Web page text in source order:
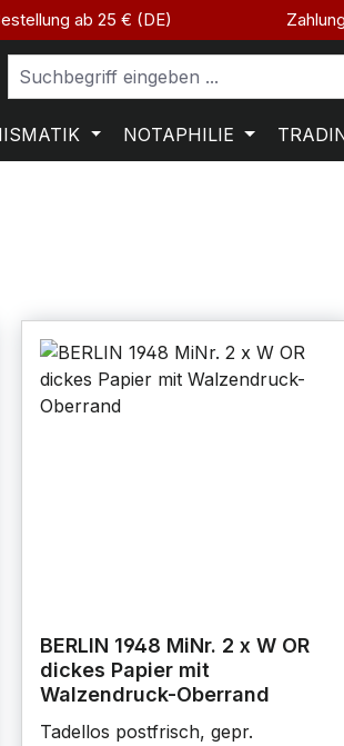
ab 25 € (DE)
NOTAPHILIE
BERLIN 1948 MiNr. 2 x W OR
dickes Papier mit
Walzendruck-Oberrand
Tadellos postfrisch, gepr.